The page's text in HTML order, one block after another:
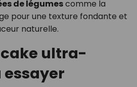
de légumescomme la
pour une texture fondante et
naturelle.
cake ultra-